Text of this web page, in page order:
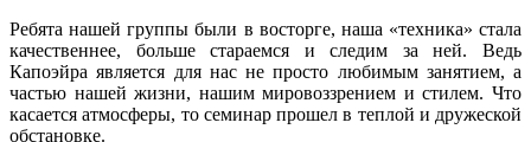
Ребята нашей группы были в восторге, наша «техника» стала
качественнее, больше стараемся и следим за ней. Ведь
Капоэйра является для нас не просто любимым занятием, а
частью нашей жизни, нашим мировоззрением и стилем. Что
касается атмосферы, то семинар прошел в теплой и дружеской
обстановке.